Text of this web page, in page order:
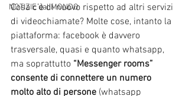
NOTIZIE dal MONDO
Cosa c’è di nuovo rispetto ad altri servizi
di videochiamate? Molte cose, intanto la
piattaforma: facebook è davvero
trasversale, quasi e quanto whatsapp,
ma soprattutto “Messenger rooms”
consente di connettere un numero
molto alto di persone (whatsapp